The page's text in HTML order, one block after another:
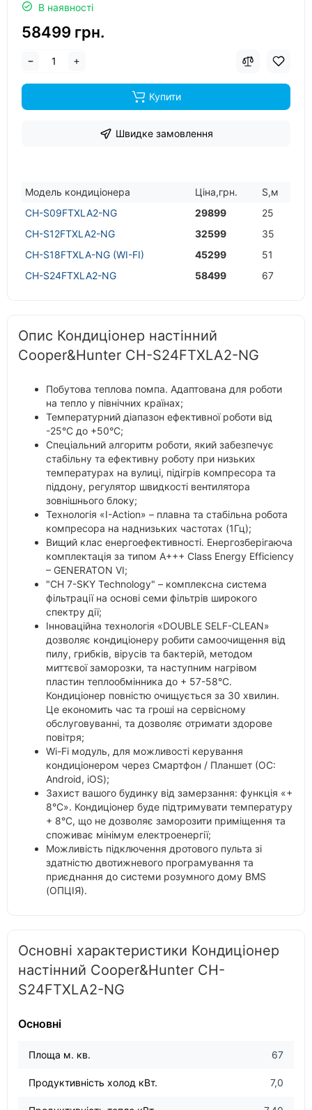
В наявності
58499 грн.
Купити
Швидке замовлення
Модель кондицiонера Цiна,грн.
S,м
CH-S09FTXLA2-NG
29899
25
CH-S12FTXLA2-NG
32599
35
CH-S18FTXLA-NG (WI-FI)
45299
51
CH-S24FTXLA2-NG
58499 67
Опис Кондиціонер настінний
Cooper&Hunter CH-S24FTXLA2-NG
Побутова теплова помпа. Адаптована для роботи
на тепло у північних країнах;
Температурний діапазон ефективної роботи від
-25°С до +50°С;
Спеціальний алгоритм роботи, який забезпечує
стабільну та ефективну роботу при низьких
температурах на вулиці, підігрів компресора та
піддону, регулятор швидкості вентилятора
зовнішнього блоку;
Технологія «I-Action» – плавна та стабільна робота
компресора на наднизьких частотах (1Гц);
Вищий клас енергоефективності. Енергозберігаюча
комплектація за типом А+++ Class Energy Efficiency
– GENERATON VI;
"CH 7-SKY Technology" – комплексна система
фільтрації на основі семи фільтрів широкого
спектру дії;
Інноваційна технологія «DOUBLE SELF-CLEAN»
дозволяє кондиціонеру робити самоочищення від
пилу, грибків, вірусів та бактерій, методом
миттєвої заморозки, та наступним нагрівом
пластин теплообмінника до + 57-58°C.
Кондиціонер повністю очищується за 30 хвилин.
Це економить час та гроші на сервісному
обслуговуванні, та дозволяє отримати здорове
повітря;
Wi-Fi модуль, для можливості керування
кондиціонером через Смартфон / Планшет (ОС:
Android, iOS);
Захист вашого будинку від замерзання: функція «+
8°С». Кондиціонер буде підтримувати температуру
+ 8°С, що не дозволяє заморозити приміщення та
споживає мінімум електроенергії;
Можливість підключення дротового пульта зі
здатністю двотижневого програмування та
приєднання до системи розумного дому BMS
(ОПЦІЯ).
Основні характеристики Кондиціонер
настінний Cooper&Hunter CH-
S24FTXLA2-NG
Основні
Площа м. кв. 67
Продуктивність холод кВт. 7,0